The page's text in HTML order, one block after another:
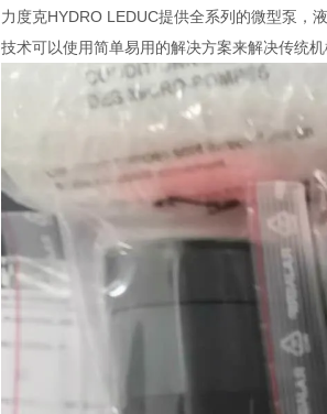
力度克HYDRO LEDUC提供全系列的微型泵，
技术可以使用简单易用的解决方案来解决传统